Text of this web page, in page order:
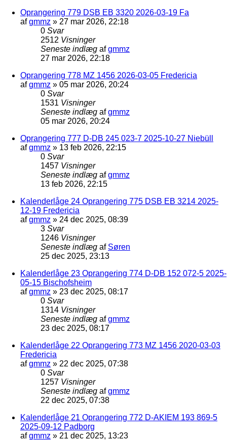
Oprangering 779 DSB EB 3320 2026-03-19 Fa
afgmmz » 27 mar 2026, 22:18
0 Svar
2512 Visninger
Seneste indlæg afgmmz
27 mar 2026, 22:18
Oprangering 778 MZ 1456 2026-03-05 Fredericia
afgmmz » 05 mar 2026, 20:24
0 Svar
1531 Visninger
Seneste indlæg afgmmz
05 mar 2026, 20:24
Oprangering 777 D-DB 245 023-7 2025-10-27 Niebüll
afgmmz » 13 feb 2026, 22:15
0 Svar
1457 Visninger
Seneste indlæg afgmmz
13 feb 2026, 22:15
Kalenderlåge 24 Oprangering 775 DSB EB 3214 2025-
12-19 Fredericia
afgmmz » 24 dec 2025, 08:39
3 Svar
1246 Visninger
Seneste indlæg af Søren
25 dec 2025, 23:13
Kalenderlåge 23 Oprangering 774 D-DB 152 072-5 2025-
05-15 Bischofsheim
afgmmz » 23 dec 2025, 08:17
0 Svar
1314 Visninger
Seneste indlæg afgmmz
23 dec 2025, 08:17
Kalenderlåge 22 Oprangering 773 MZ 1456 2020-03-03
Fredericia
afgmmz » 22 dec 2025, 07:38
0 Svar
1257 Visninger
Seneste indlæg afgmmz
22 dec 2025, 07:38
Kalenderlåge 21 Oprangering 772 D-AKIEM 193 869-5
2025-09-12 Padborg
afgmmz » 21 dec 2025, 13:23